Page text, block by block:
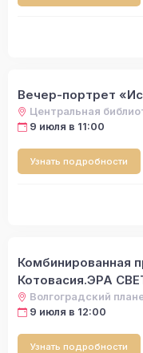
Вечер-портрет
Центральная
9 июля в 11:00
Узнать подробности
Комбинированная
Котовасия.ЭРА
Волгоградский
9 июля в 12:00
Узнать подробности